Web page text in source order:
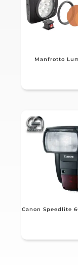
Manfrotto
Canon Speedlite